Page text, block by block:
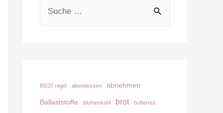
n
n
80/20 regel abendessen abnehmen
Ballaststoffe blumenkohl brot butternut